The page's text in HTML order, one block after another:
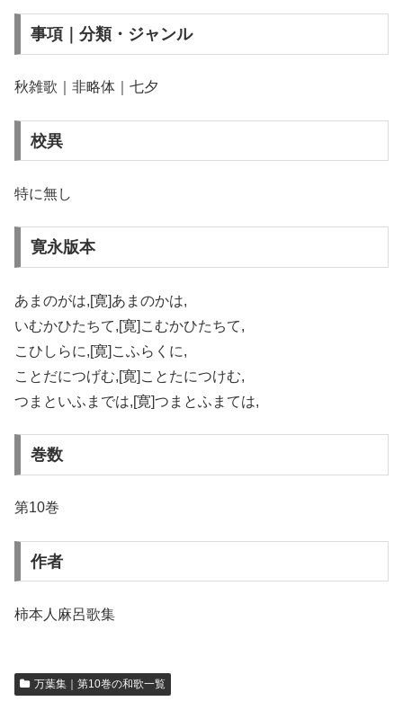
事項｜分類・ジャンル
秋雑歌｜非略体｜七夕
校異
特に無し
寛永版本
あまのがは,[寛]あまのかは,
いむかひたちて,[寛]こむかひたちて,
こひしらに,[寛]こふらくに,
ことだにつげむ,[寛]ことたにつけむ,
つまといふまでは,[寛]つまとふまては,
巻数
第10巻
作者
柿本人麻呂歌集
万葉集｜第10巻の和歌一覧